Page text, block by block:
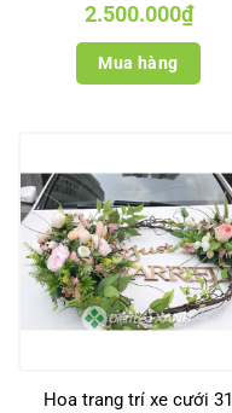
2.500.000₫
Mua hàng
Hoa trang trí xe cưới 31